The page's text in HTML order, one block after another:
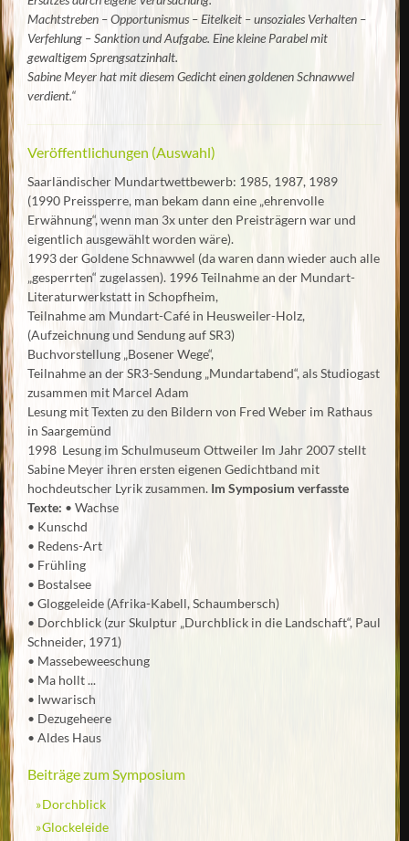
Machtstreben – Opportunismus – Eitelkeit – unsoziales Verhalten –
Verfehlung – Sanktion und Aufgabe. Eine kleine Parabel mit
gewaltigem Sprengsatzinhalt.
Sabine Meyer hat mit diesem Gedicht einen goldenen Schnawwel
verdient.“
Veröffentlichungen (Auswahl)
Saarländischer Mundartwettbewerb: 1985, 1987, 1989
(1990 Preissperre, man bekam dann eine „ehrenvolle
Erwähnung“, wenn man 3x unter den Preisträgern war und
eigentlich ausgewählt worden wäre).
1993 der Goldene Schnawwel (da waren dann wieder auch alle
„gesperrten“ zugelassen). 1996 Teilnahme an der Mundart-
Literaturwerkstatt in Schopfheim,
Teilnahme am Mundart-Café in Heusweiler-Holz,
(Aufzeichnung und Sendung auf SR3)
Buchvorstellung „Bosener Wege“,
Teilnahme an der SR3-Sendung „Mundartabend“, als Studiogast
zusammen mit Marcel Adam
Lesung mit Texten zu den Bildern von Fred Weber im Rathaus
in Saargemünd
1998 Lesung im Schulmuseum Ottweiler Im Jahr 2007 stellt
Sabine Meyer ihren ersten eigenen Gedichtband mit
hochdeutscher Lyrik zusammen. Im Symposium verfasste
Texte: • Wachse
• Kunschd
• Redens-Art
• Frühling
• Bostalsee
• Gloggeleide (Afrika-Kabell, Schaumbersch)
• Dorchblick (zur Skulptur „Durchblick in die Landschaft“, Paul
Schneider, 1971)
• Massebeweeschung
• Ma hollt ...
• Iwwarisch
• Dezugeheere
• Aldes Haus
Beiträge zum Symposium
Dorchblick
Glockeleide